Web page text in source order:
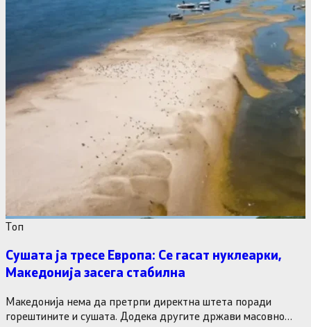
Tоп
Сушата ја тресе Европа: Се гасат нуклеарки,
Македонија засега стабилна
Македонија нема да претрпи директна штета поради
горештините и сушата. Додека другите држави масовно